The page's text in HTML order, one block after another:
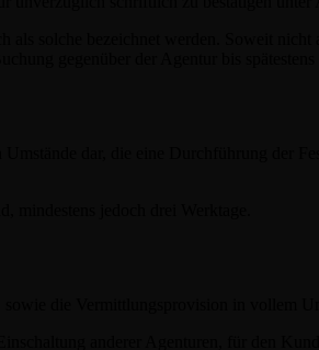
solche bezeichnet werden. Soweit nicht
gegenüber der Agentur bis spätestens
dar, die eine Durchführung der
jedoch drei Werktage.
die Vermittlungsprovision in vollem
anderer Agenturen, für den